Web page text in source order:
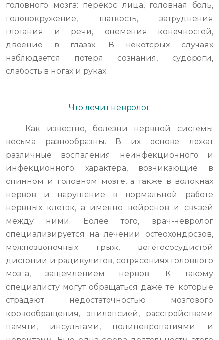
головного мозга: перекос лица, головная боль,
головокружение, шаткость, затруднения
глотания и речи, онемения конечностей,
двоение в глазах. В некоторых случаях
наблюдается потеря сознания, судороги,
слабость в ногах и руках.
Что лечит невролог
Как известно, болезни нервной системы
весьма разнообразны. В их основе лежат
различные воспаления неинфекционного и
инфекционного характера, возникающие в
спинном и головном мозге, а также в волокнах
нервов и нарушение в нормальной работе
нервных клеток, а именно нейронов и связей
между ними. Более того, врач-невролог
специализируется на лечении остеохондрозов,
межпозвоночных грыж, вегетососудистой
дистонии и радикулитов, сотрясениях головного
мозга, защемлением нервов. К такому
специалисту могут обращаться даже те, которые
страдают недостаточностью мозгового
кровообращения, эпилепсией, расстройствами
памяти, инсультами, полиневропатиями и